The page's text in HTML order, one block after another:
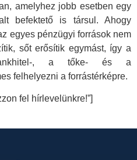
amelyhez jobb esetben egy
befektető is társul. Ahogy
egyes pénzügyi források nem
sőt erősítik egymást, így a
, a tőke- és a
felhelyezni a forrástérképre.
fel hírlevelünkre!”]